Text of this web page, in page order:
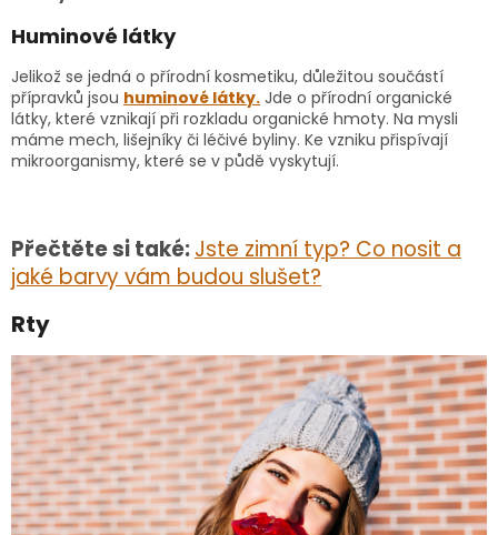
Huminové látky
Jelikož se jedná o přírodní kosmetiku, důležitou součástí
přípravků jsou huminové látky. Jde o přírodní organické
látky, které vznikají při rozkladu organické hmoty. Na mysli
máme mech, lišejníky či léčivé byliny. Ke vzniku přispívají
mikroorganismy, které se v půdě vyskytují.
Přečtěte si také:Jste zimní typ? Co nosit a
jaké barvy vám budou slušet?
Rty